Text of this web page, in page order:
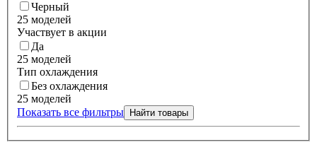
Черный
25 моделей
Участвует в акции
Да
25 моделей
Тип охлаждения
Без охлаждения
25 моделей
Показать все фильтры
Найти товары